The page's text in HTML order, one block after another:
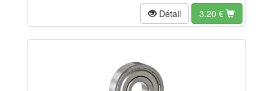
Détail 3.20 €